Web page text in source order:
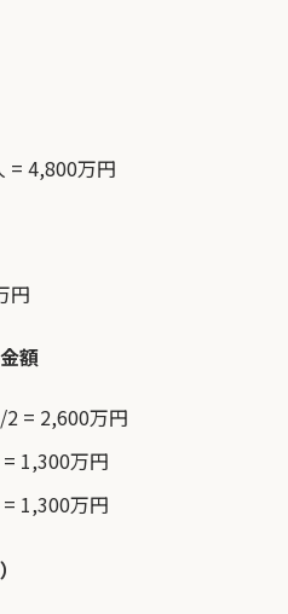
= 4,800万円
円
額
= 2,600万円
1,300万円
1,300万円